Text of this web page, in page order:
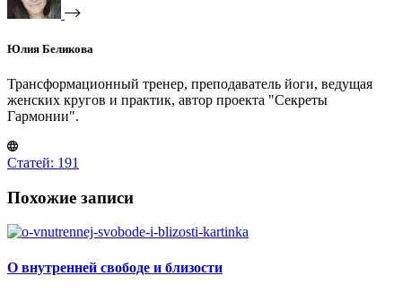
Юлия Беликова
Трансформационный тренер, преподаватель йоги, ведущая
женских кругов и практик, автор проекта "Секреты
Гармонии".
Статей: 191
Похожие записи
О внутренней свободе и близости